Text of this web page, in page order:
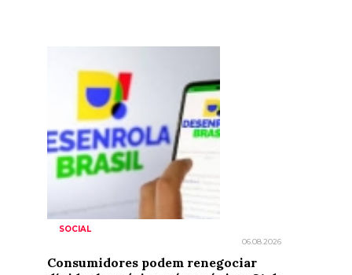
SOCIAL
06.08.2026
Consumidores podem renegociar